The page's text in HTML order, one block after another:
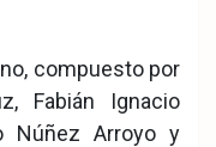
compuesto por
Fabián Ignacio
Núñez Arroyo y